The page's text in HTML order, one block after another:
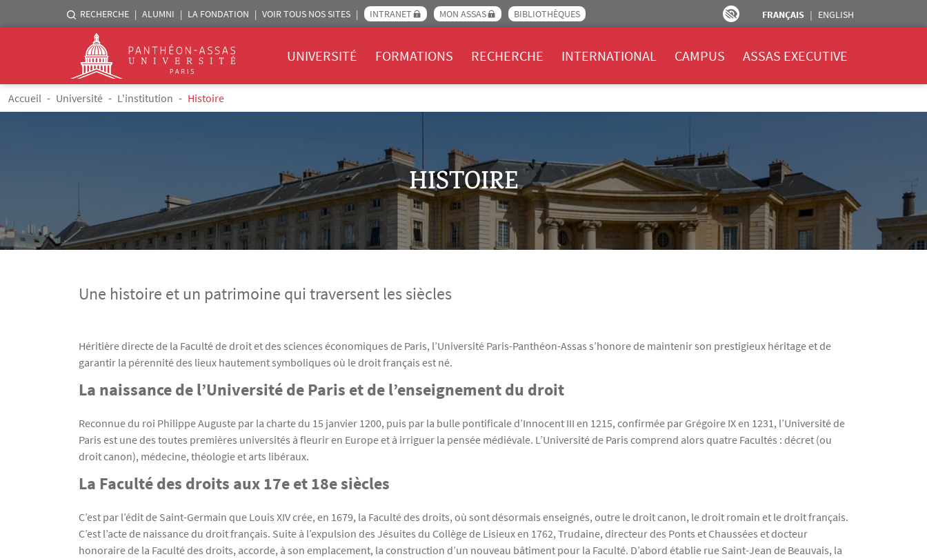
Aller au contenu principal
Menu liste sites Assas
RECHERCHE ALUMNI LA FONDATION VOIR TOUS NOS SITES INTRANET MON ASSAS BIBLIOTHÈQUES FRANÇAIS ENGLISH
Logo
UNIVERSITÉ FORMATIONS RECHERCHE INTERNATIONAL CAMPUS ASSAS EXECUTIVE
Fil d'Ariane
Accueil Université L'institution Histoire
HISTOIRE
Une histoire et un patrimoine qui traversent les siècles
Texte
Héritière directe de la Faculté de droit et des sciences économiques de Paris, l’Université Paris-Panthéon-Assas s’honore de maintenir son prestigieux héritage et de
garantir la pérennité des lieux hautement symboliques où le droit français est né.
La naissance de l’Université de Paris et de l’enseignement du droit
Reconnue du roi Philippe Auguste par la charte du 15 janvier 1200, puis par la bulle pontificale d’Innocent III en 1215, confirmée par Grégoire IX en 1231, l’Université de
Paris est une des toutes premières universités à fleurir en Europe et à irriguer la pensée médiévale. L’Université de Paris comprend alors quatre Facultés : décret (ou
droit canon), médecine, théologie et arts libéraux.
La Faculté des droits aux 17e et 18e siècles
C’est par l’édit de Saint-Germain que Louis XIV crée, en 1679, la Faculté des droits, où sont désormais enseignés, outre le droit canon, le droit romain et le droit français.
C’est l’acte de naissance du droit français. Suite à l’expulsion des Jésuites du Collège de Lisieux en 1762, Trudaine, directeur des Ponts et Chaussées et docteur
honoraire de la Faculté des droits, accorde, à son emplacement, la construction d’un nouveau bâtiment pour la Faculté. D’abord établie rue Saint-Jean de Beauvais, la